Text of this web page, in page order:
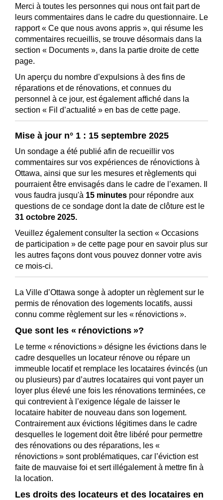
Merci à toutes les personnes qui nous ont fait part de
leurs commentaires dans le cadre du questionnaire. Le
rapport « Ce que nous avons appris », qui résume les
commentaires recueillis, se trouve désormais dans la
section « Documents », dans la partie droite de cette
page.
Un aperçu du nombre d’expulsions à des fins de
réparations et de rénovations, et connues du
personnel à ce jour, est également affiché dans la
section « Fil d’actualité » en bas de cette page.
Mise à jour n° 1 : 15 septembre 2025
Un sondage a été publié afin de recueillir vos
commentaires sur vos expériences de rénovictions à
Ottawa, ainsi que sur les mesures et règlements qui
pourraient être envisagés dans le cadre de l’examen. Il
vous faudra jusqu'à 15 minutes pour répondre aux
questions de ce sondage dont la date de clôture est le
31 octobre 2025.
Veuillez également consulter la section « Occasions
de participation » de cette page pour en savoir plus sur
les autres façons dont vous pouvez donner votre avis
ce mois-ci.
La Ville d’Ottawa songe à adopter un règlement sur le
permis de rénovation des logements locatifs, aussi
connu comme règlement sur les « rénovictions ».
Que sont les « rénovictions »?
Le terme « rénovictions » désigne les évictions dans le
cadre desquelles un locateur rénove ou répare un
immeuble locatif et remplace les locataires évincés (un
ou plusieurs) par d’autres locataires qui vont payer un
loyer plus élevé une fois les rénovations terminées, ce
qui contrevient à l’exigence légale de laisser le
locataire habiter de nouveau dans son logement.
Contrairement aux évictions légitimes dans le cadre
desquelles le logement doit être libéré pour permettre
des rénovations ou des réparations, les «
rénovictions » sont problématiques, car l’éviction est
faite de mauvaise foi et sert illégalement à mettre fin à
la location.
Les droits des locateurs et des locataires en